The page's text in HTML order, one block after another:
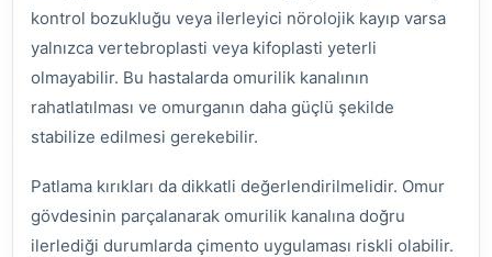
kontrol bozukluğu veya ilerleyici nörolojik kayıp varsa
yalnızca vertebroplasti veya kifoplasti yeterli
olmayabilir. Bu hastalarda omurilik kanalının
rahatlatılması ve omurganın daha güçlü şekilde
stabilize edilmesi gerekebilir.
Patlama kırıkları da dikkatli değerlendirilmelidir. Omur
gövdesinin parçalanarak omurilik kanalına doğru
ilerlediği durumlarda çimento uygulaması riskli olabilir.